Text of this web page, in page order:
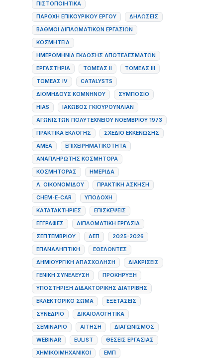
ΠΙΣΤΟΠΟΙΗΤΙΚΆ
ΠΑΡΟΧΉ ΕΠΙΚΟΥΡΙΚΟΎ ΈΡΓΟΥ
ΔΗΛΏΣΕΙΣ
ΒΑΘΜΟΊ ΔΙΠΛΩΜΑΤΙΚΏΝ ΕΡΓΑΣΙΏΝ
ΚΟΣΜΗΤΕΊΑ
ΗΜΕΡΟΜΗΝΊΑ ΈΚΔΟΣΗΣ ΑΠΟΤΕΛΕΣΜΆΤΩΝ
ΕΡΓΑΣΤΉΡΙΑ
ΤΟΜΈΑΣ ΙΙ
ΤΟΜΈΑΣ ΙΙΙ
ΤΟΜΈΑΣ IV
CATALYSTS
ΔΙΟΜΗΔΟΥΣ ΚΟΜΝΗΝΟΥ
ΣΥΜΠΌΣΙΟ
HIAS
ΙΆΚΩΒΟΣ ΓΚΙΟΥΡΟΥΝΛΙΆΝ
ΑΓΩΝΙΣΤΩΝ ΠΟΛΥΤΕΧΝΕΙΟΥ ΝΟΕΜΒΡΙΟΥ 1973
ΠΡΑΚΤΙΚΆ ΕΚΛΟΓΉΣ
ΣΧΈΔΙΟ ΕΚΚΈΝΩΣΗΣ
ΑΜΕΑ
ΕΠΙΧΕΙΡΗΜΑΤΙΚΌΤΗΤΑ
ΑΝΑΠΛΗΡΩΤΉΣ ΚΟΣΜΉΤΟΡΑ
ΚΟΣΜΉΤΟΡΑΣ
ΗΜΕΡΊΔΑ
Λ. ΟΙΚΟΝΟΜΙΔΟΥ
ΠΡΑΚΤΙΚΉ ΆΣΚΗΣΗ
CHEM-E-CAR
ΥΠΟΔΟΧΉ
ΚΑΤΑΤΑΚΤΉΡΙΕΣ
ΕΠΙΣΚΈΨΕΙΣ
ΕΓΓΡΑΦΈΣ
ΔΙΠΛΩΜΑΤΙΚΉ ΕΡΓΑΣΊΑ
ΣΕΠΤΕΜΒΡΊΟΥ
ΔΕΠ
2025-2026
ΕΠΑΝΑΛΗΠΤΙΚΉ
ΕΘΕΛΟΝΤΈΣ
ΔΗΜΙΟΥΡΓΙΚΉ ΑΠΑΣΧΌΛΗΣΗ
ΔΙΑΚΡΊΣΕΙΣ
ΓΕΝΙΚΉ ΣΥΝΈΛΕΥΣΗ
ΠΡΟΚΉΡΥΞΗ
ΥΠΟΣΤΗΡΙΞΗ ΔΙΔΑΚΤΟΡΙΚΗΣ ΔΙΑΤΡΙΒΗΣ
ΕΚΛΕΚΤΟΡΙΚΌ ΣΏΜΑ
ΕΞΕΤΆΣΕΙΣ
ΣΥΝΈΔΡΙΟ
ΔΙΚΑΙΟΛΟΓΗΤΙΚΆ
ΣΕΜΙΝΆΡΙΟ
ΑΊΤΗΣΗ
ΔΙΑΓΩΝΙΣΜΌΣ
WEBINAR
EULIST
ΘΈΣΕΙΣ ΕΡΓΑΣΊΑΣ
ΧΗΜΙΚΟΊΜΗΧΑΝΙΚΟΊ
ΕΜΠ